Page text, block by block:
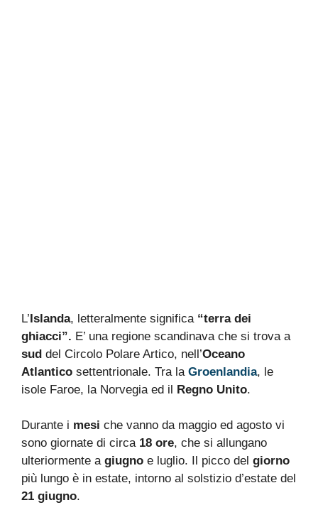
L’Islanda, letteralmente significa “terra dei
ghiacci”. E’ una regione scandinava che si trova a
sud del Circolo Polare Artico, nell’Oceano
Atlantico settentrionale. Tra la Groenlandia, le
isole Faroe, la Norvegia ed il Regno Unito.
Durante i mesi che vanno da maggio ed agosto vi
sono giornate di circa 18 ore, che si allungano
ulteriormente a giugno e luglio. Il picco del giorno
più lungo è in estate, intorno al solstizio d’estate del
21 giugno.